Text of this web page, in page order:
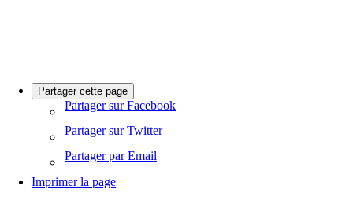
Partager cette page
Partager sur Facebook
Partager sur Twitter
Partager par Email
Imprimer la page